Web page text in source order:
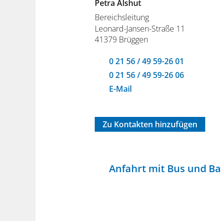
Petra Alshut
Bereichsleitung
Leonard-Jansen-Straße 11
41379 Brüggen
0 21 56 / 49 59-26 01
0 21 56 / 49 59-26 06
E-Mail
Zu Kontakten hinzufügen
Anfahrt mit Bus und